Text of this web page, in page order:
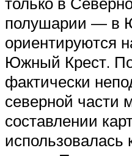
полушарии — в
ориентируются
Южный Крест.
фактически
северной части
составлении
использовалась